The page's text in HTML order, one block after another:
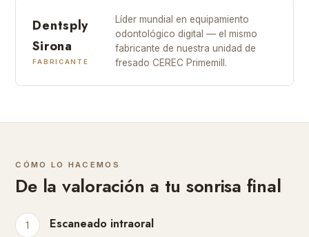
Dentsply
Sirona
FABRICANTE
Líder mundial en equipamiento
odontológico digital — el mismo
fabricante de nuestra unidad de
fresado CEREC Primemill.
CÓMO LO HACEMOS
De la valoración a tu sonrisa final
Escaneado intraoral